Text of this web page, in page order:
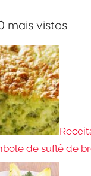
mais vistos
de suflê de